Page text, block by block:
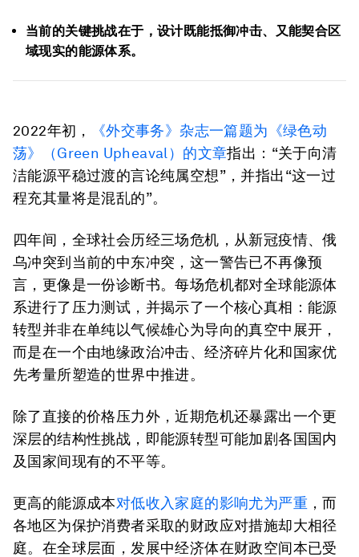
当前的关键挑战在于，设计既能抵御冲击、又能契合区
域现实的能源体系。
2022年初， 《外交事务》杂志一篇题为《绿色动
荡》（Green Upheaval）的文章指出：“关于向清
洁能源平稳过渡的言论纯属空想”，并指出“这一过
程充其量将是混乱的”。
四年间，全球社会历经三场危机，从新冠疫情、俄
乌冲突到当前的中东冲突，这一警告已不再像预
言，更像是一份诊断书。每场危机都对全球能源体
系进行了压力测试，并揭示了一个核心真相：能源
转型并非在单纯以气候雄心为导向的真空中展开，
而是在一个由地缘政治冲击、经济碎片化和国家优
先考量所塑造的世界中推进。
除了直接的价格压力外，近期危机还暴露出一个更
深层的结构性挑战，即能源转型可能加剧各国国内
及国家间现有的不平等。
更高的能源成本对低收入家庭的影响尤为严重 ，而
各地区为保护消费者采取的财政应对措施却大相径
庭。在全球层面，发展中经济体在财政空间本已受